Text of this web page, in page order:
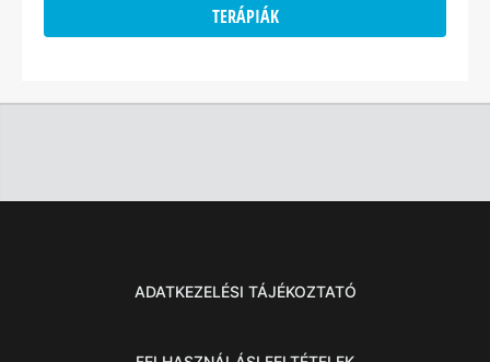
TERÁPIÁK
ADATKEZELÉSI TÁJÉKOZTATÓ